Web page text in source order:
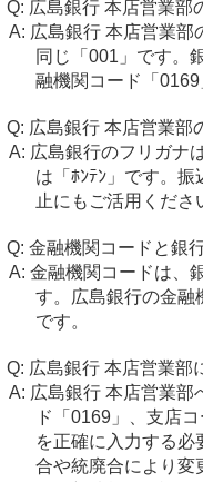
広島銀行 本店営業部
広島銀行 本店営業部
同じ「001」です。
融機関コード「0169
広島銀行 本店営業部
広島銀行のフリガナ
は「ﾎﾝﾃﾝ」です。
止にもご活用くださ
金融機関コードと銀
金融機関コードは、
す。広島銀行の金融
です。
広島銀行 本店営業部
広島銀行 本店営業部
ド「0169」、支店
を正確に入力する
合や統廃合により変